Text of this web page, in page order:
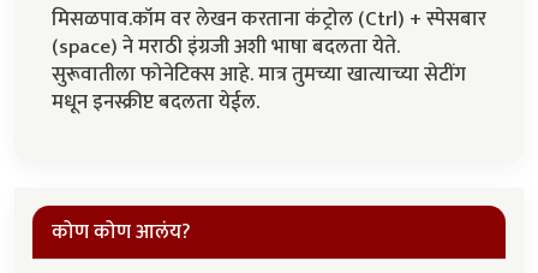
मिसळपाव.कॉम वर लेखन करताना कंट्रोल (Ctrl) + स्पेसबार
(space) ने मराठी इंग्रजी अशी भाषा बदलता येते.
सुरूवातीला फोनेटिक्स आहे. मात्र तुमच्या खात्याच्या सेटींग
मधून इनस्क्रीप्ट बदलता येईल.
कोण कोण आलंय?